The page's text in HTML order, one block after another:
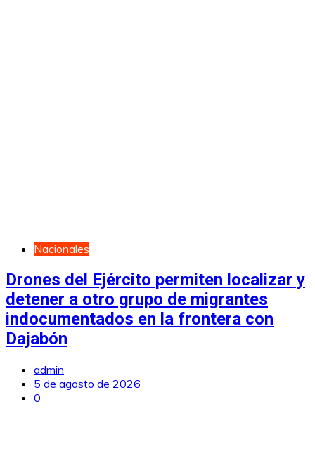
Nacionales
Drones del Ejército permiten localizar y
detener a otro grupo de migrantes
indocumentados en la frontera con
Dajabón
admin
5 de agosto de 2026
0